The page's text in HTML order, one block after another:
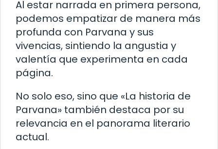
Al estar narrada en primera persona,
podemos empatizar de manera más
profunda con Parvana y sus
vivencias, sintiendo la angustia y
valentía que experimenta en cada
página.
No solo eso, sino que «La historia de
Parvana» también destaca por su
relevancia en el panorama literario
actual.